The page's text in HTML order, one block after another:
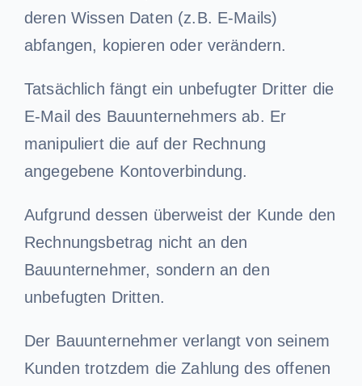
deren Wissen Daten (z.B. E-Mails)
abfangen, kopieren oder verändern.
Tatsächlich fängt ein unbefugter Dritter die
E-Mail des Bauunternehmers ab. Er
manipuliert die auf der Rechnung
angegebene Kontoverbindung.
Aufgrund dessen überweist der Kunde den
Rechnungsbetrag nicht an den
Bauunternehmer, sondern an den
unbefugten Dritten.
Der Bauunternehmer verlangt von seinem
Kunden trotzdem die Zahlung des offenen